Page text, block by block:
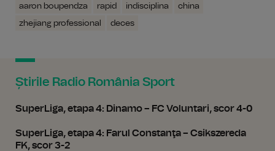
aaron boupendza rapid indisciplina
china
zhejiang professional
deces
Știrile Radio România Sport
SuperLiga, etapa 4: Dinamo – FC Voluntari, scor 4-0
SuperLiga, etapa 4: Farul Constanţa – Csikszereda
FK, scor 3-2